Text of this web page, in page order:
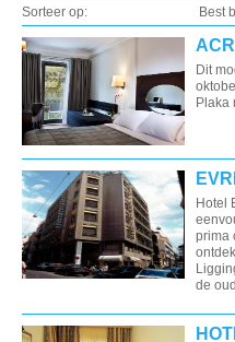
Sorteer op: Best
Dit
Plaka
Hotel
prima
de